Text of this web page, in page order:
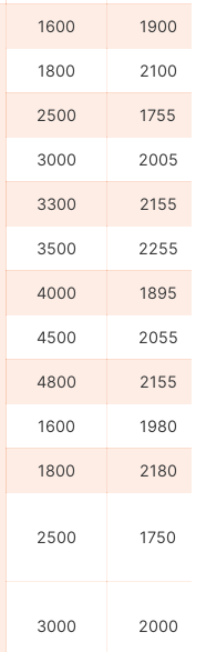
1600 1900
1800 2100
2500 1755
3000 2005
3300 2155
3500 2255
4000 1895
4500 2055
4800 2155
1600 1980
1800 2180
2500
1750
3000
2000